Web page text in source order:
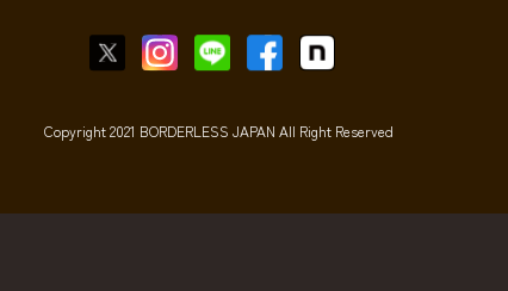
Copyright 2021 BORDERLESS JAPAN All Right Reserved